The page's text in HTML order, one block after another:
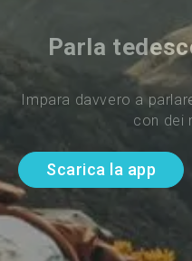
Parla
Impara davvero a
con dei
Scarica la app